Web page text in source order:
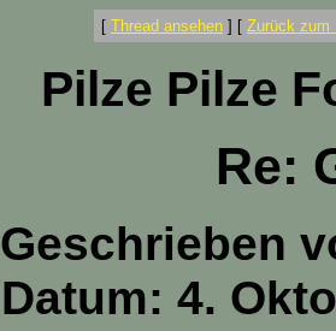
[ Thread ansehen ] [ Zurück zum
Pilze Pilze
Re:
Geschrieben
Datum: 4.